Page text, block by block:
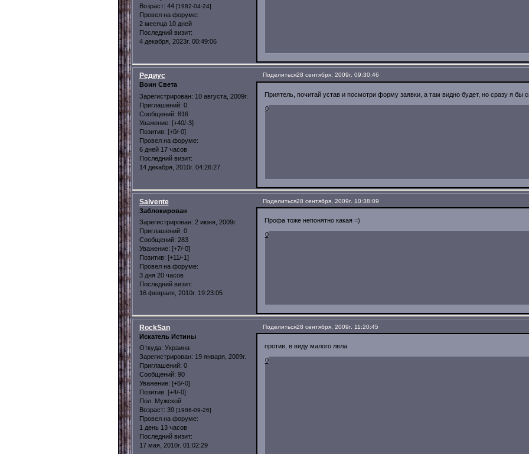
Возраст: 44 [1982-04-24]
Провел на форуме:
2 месяца 10 дней
Последний визит:
4 декабря, 2023г. 00:49:06
Поделиться28 сентября, 2009г. 09:30:46
Редиус
Воин Света
Зарегистрирован: 10 августа, 2009г.
Приглашений: 0
Сообщений: 816
Уважение: [+40/-3]
Позитив: [+0/-0]
Провел на форуме:
6 дней 17 часов
Последний визит:
14 декабря, 2010г. 04:26:27
Приятель, почитай устав и посмотри форму заявки, а там видно будет, но сразу я бы
0
Поделиться28 сентября, 2009г. 10:38:09
Salvente
Заблокирован
Зарегистрирован: 2 июня, 2009г.
Приглашений: 0
Сообщений: 283
Уважение: [+7/-0]
Позитив: [+11/-1]
Провел на форуме:
3 дня 20 часов
Последний визит:
16 февраля, 2010г. 19:23:05
Профа тоже непонятно какая =)
0
Поделиться28 сентября, 2009г. 11:20:45
RockSan
Искатель Истины
Откуда: Украина
Зарегистрирован: 19 января, 2009г.
Приглашений: 0
Сообщений: 90
Уважение: [+5/-0]
Позитив: [+4/-0]
Пол: Мужской
Возраст: 39 [1986-09-26]
Провел на форуме:
1 день 13 часов
Последний визит:
17 мая, 2010г. 01:02:29
против, в виду малого лвла
0